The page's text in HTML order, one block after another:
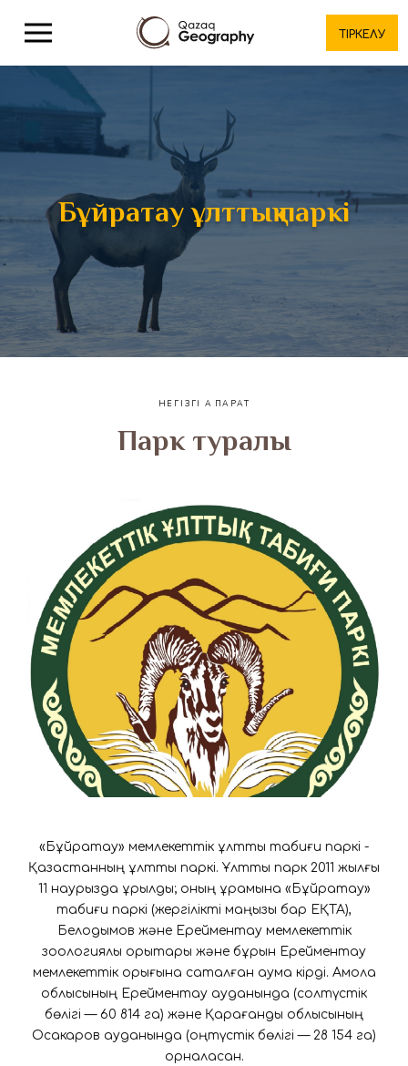
ТІРКЕЛУ
Бұйратау ұлттық паркі
НЕГІЗГІ АҚПАРАТ
​Парк туралы
«Бұйратау» мемлекеттік ұлттық табиғи паркі -
Қазақстанның ұлттық паркі. Ұлттық парк 2011 жылғы
11 наурызда құрылды; оның құрамына «Бұйратау»
табиғи паркі (жергілікті маңызы бар ЕҚТА),
Белодымов және Ерейментау мемлекеттік
зоологиялық қорықтары және бұрын Ерейментау
мемлекеттік қорығына сақталған аумақ кірді. Ақмола
облысының Ерейментау ауданында (солтүстік
бөлігі — 60 814 га) және Қарағанды облысының
Осакаров ауданында (оңтүстік бөлігі — 28 154 га)
орналасқан.